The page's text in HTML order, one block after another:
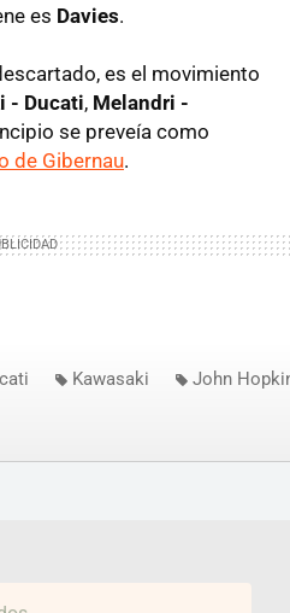
es Davies.
es el movimiento
- Ducati, Melandri -
se preveía como
de Gibernau.
Kawasaki John